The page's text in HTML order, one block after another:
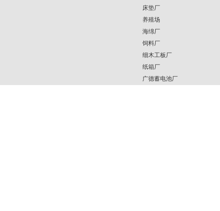
床垫厂
养殖场
海绵厂
饲料厂
细木工板厂
纸箱厂
广德蓄电池厂